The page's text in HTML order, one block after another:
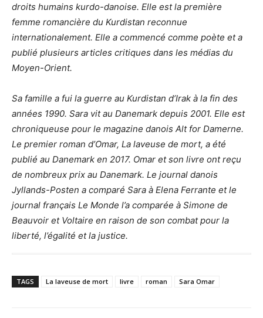
droits humains kurdo-danoise. Elle est la première
femme romancière du Kurdistan reconnue
internationalement. Elle a commencé comme poète et a
publié plusieurs articles critiques dans les médias du
Moyen-Orient.
Sa famille a fui la guerre au Kurdistan d’Irak à la fin des
années 1990. Sara vit au Danemark depuis 2001. Elle est
chroniqueuse pour le magazine danois Alt for Damerne.
Le premier roman d’Omar, La laveuse de mort, a été
publié au Danemark en 2017. Omar et son livre ont reçu
de nombreux prix au Danemark. Le journal danois
Jyllands-Posten a comparé Sara à Elena Ferrante et le
journal français Le Monde l’a comparée à Simone de
Beauvoir et Voltaire en raison de son combat pour la
liberté, l’égalité et la justice.
TAGS La laveuse de mort livre roman Sara Omar